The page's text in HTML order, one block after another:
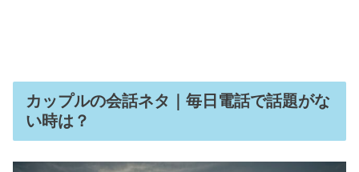
カップルの会話ネタ｜毎日電話で話題がな
い時は？